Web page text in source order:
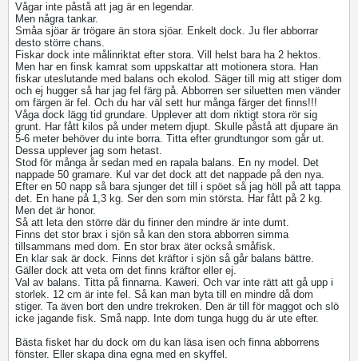
Vågar inte påstå att jag är en legendar.
Men några tankar.
Småa sjöar är trögare än stora sjöar. Enkelt dock. Ju fler abborrar
desto större chans.
Fiskar dock inte målinriktat efter stora. Vill helst bara ha 2 hektos.
Men har en finsk kamrat som uppskattar att motionera stora. Han
fiskar uteslutande med balans och ekolod. Säger till mig att stiger dom
och ej hugger så har jag fel färg på. Abborren ser siluetten men vänder
om färgen är fel. Och du har väl sett hur många färger det finns!!!
Våga dock lägg tid grundare. Upplever att dom riktigt stora rör sig
grunt. Har fått kilos på under metern djupt. Skulle påstå att djupare än
5-6 meter behöver du inte borra. Titta efter grundtungor som går ut.
Dessa upplever jag som hetast.
Stod för många år sedan med en rapala balans. En ny model. Det
nappade 50 gramare. Kul var det dock att det nappade på den nya.
Efter en 50 napp så bara sjunger det till i spöet så jag höll på att tappa
det. En hane på 1,3 kg. Ser den som min största. Har fått på 2 kg.
Men det är honor.
Så att leta den större där du finner den mindre är inte dumt.
Finns det stor brax i sjön så kan den stora abborren simma
tillsammans med dom. En stor brax äter också småfisk.
En klar sak är dock. Finns det kräftor i sjön så går balans bättre.
Gäller dock att veta om det finns kräftor eller ej.
Val av balans. Titta på finnarna. Kaweri. Och var inte rätt att gå upp i
storlek. 12 cm är inte fel. Så kan man byta till en mindre då dom
stiger. Ta även bort den undre trekroken. Den är till för maggot och slö
icke jagande fisk. Små napp. Inte dom tunga hugg du är ute efter.
Bästa fisket har du dock om du kan läsa isen och finna abborrens
fönster. Eller skapa dina egna med en skyffel.